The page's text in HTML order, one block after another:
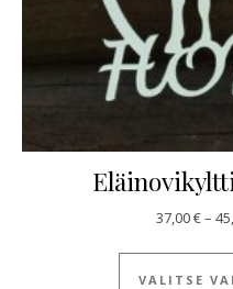
37,00€–
VALITSE